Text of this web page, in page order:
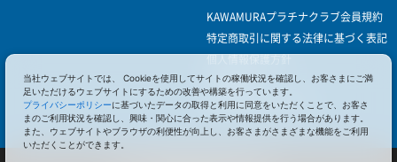
KAWAMURAプラチナクラブ会員規約
特定商取引に関する法律に基づく表記
個人情報保護方針
ISO9001
健康経営優良法人認定
当社ウェブサイトでは、 Cookieを使用してサイトの稼働状況を確認し、お客さまにご満
足いただけるウェブサイトにするための改善や構築を行っています。
プライバシーポリシーに基づいたデータの取得と利用に同意をいただくことで、お客さ
まのご利用状況を確認し、興味・関心に合った表示や情報提供を行う場合があります。
また、ウェブサイトやブラウザの利便性が向上し、お客さまがさまざまな機能をご利用
いただくことができます。